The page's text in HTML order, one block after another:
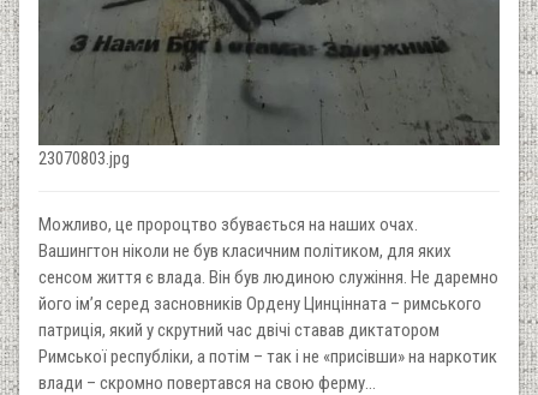
23070803.jpg
Можливо, це пророцтво збувається на наших очах.
Вашингтон ніколи не був класичним політиком, для яких
сенсом життя є влада. Він був людиною служіння. Не даремно
його імʼя серед засновників Ордену Цинцінната – римського
патриція, який у скрутний час двічі ставав диктатором
Римської республіки, а потім – так і не «присівши» на наркотик
влади – скромно повертався на свою ферму…